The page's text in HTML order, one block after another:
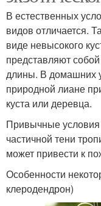
В естественных
видов отличается.
виде невысокого
представляют
длины. В домашних
природной лиане
куста или деревца.
Привычные условия
частичной тени
может привести к
Особенности
клеродендрон)